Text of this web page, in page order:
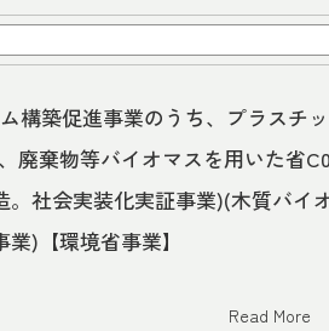
構築促進事業のうち、プラスチ
廃棄物等バイオマスを用いた省
社会実装化実証事業)(木質バイ
)【環境省事業】
Read More